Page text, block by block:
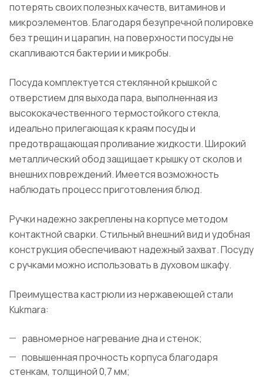
потерять своих полезных качеств, витаминов и
микроэлементов. Благодаря безупречной полировке
без трещин и царапин, на поверхности посуды не
скапливаются бактерии и микробы.
Посуда комплектуется стеклянной крышкой с
отверстием для выхода пара, выполненная из
высококачественного термостойкого стекла,
идеально прилегающая к краям посуды и
предотвращающая проливание жидкости. Широкий
металлический обод защищает крышку от сколов и
внешних повреждений. Имеется возможность
наблюдать процесс приготовления блюд.
Ручки надежно закреплены на корпусе методом
контактной сварки. Стильный внешний вид и удобная
конструкция обеспечивают надежный захват. Посуду
с ручками можно использовать в духовом шкафу.
Преимущества кастрюли из нержавеющей стали
Kukmara:
равномерное нагревание дна и стенок;
повышенная прочность корпуса благодаря
стенкам, толщиной 0,7 мм;